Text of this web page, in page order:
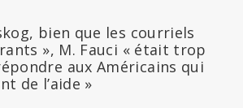
bien que les courriels
», M. Fauci « était trop
aux Américains qui
de l’aide »